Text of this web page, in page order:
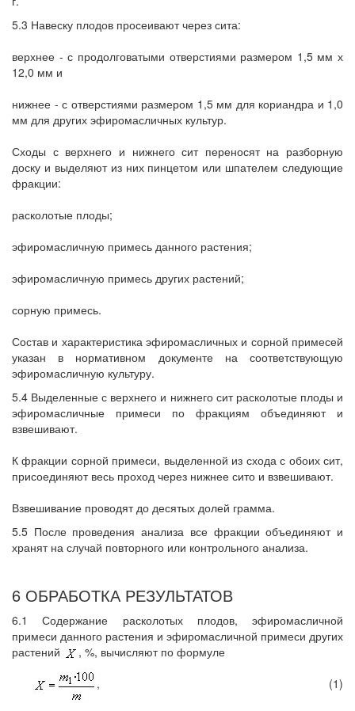
5.3 Навеску плодов просеивают через сита:
верхнее - с продолговатыми отверстиями размером 1,5 мм х
12,0 мм и
нижнее - с отверстиями размером 1,5 мм для кориандра и 1,0
мм для других эфиромасличных культур.
Сходы с верхнего и нижнего сит переносят на разборную
доску и выделяют из них пинцетом или шпателем следующие
фракции:
расколотые плоды;
эфиромасличную примесь данного растения;
эфиромасличную примесь других растений;
сорную примесь.
Состав и характеристика эфиромасличных и сорной примесей
указан в нормативном документе на соответствующую
эфиромасличную культуру.
5.4 Выделенные с верхнего и нижнего сит расколотые плоды и
эфиромасличные примеси по фракциям объединяют и
взвешивают.
К фракции сорной примеси, выделенной из схода с обоих сит,
присоединяют весь проход через нижнее сито и взвешивают.
Взвешивание проводят до десятых долей грамма.
5.5 После проведения анализа все фракции объединяют и
хранят на случай повторного или контрольного анализа.
6 ОБРАБОТКА РЕЗУЛЬТАТОВ
6.1 Содержание расколотых плодов, эфиромасличной
примеси данного растения и эфиромасличной примеси других
растений
, %, вычисляют по формуле
,
(1)